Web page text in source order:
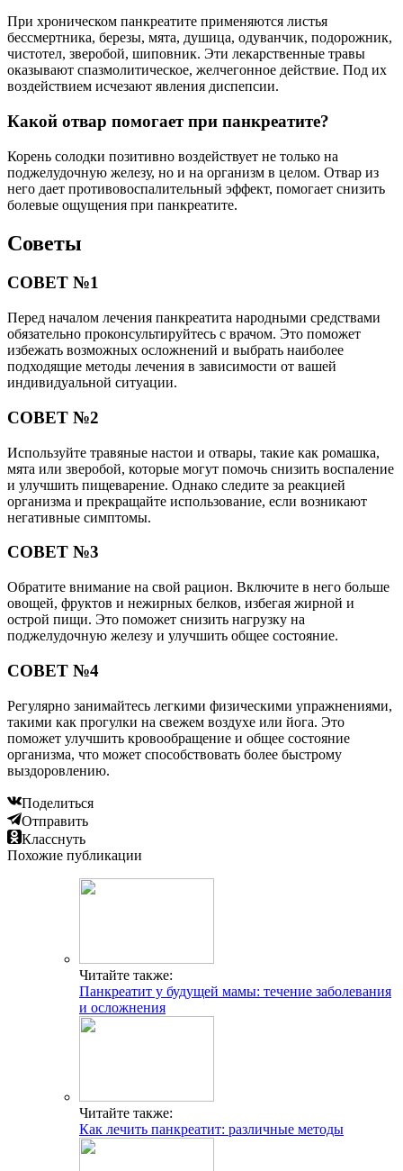
При хроническом панкреатите применяются листья
бессмертника, березы, мята, душица, одуванчик, подорожник,
чистотел, зверобой, шиповник. Эти лекарственные травы
оказывают спазмолитическое, желчегонное действие. Под их
воздействием исчезают явления диспепсии.
Какой отвар помогает при панкреатите?
Корень солодки позитивно воздействует не только на
поджелудочную железу, но и на организм в целом. Отвар из
него дает противовоспалительный эффект, помогает снизить
болевые ощущения при панкреатите.
Советы
СОВЕТ №1
Перед началом лечения панкреатита народными средствами
обязательно проконсультируйтесь с врачом. Это поможет
избежать возможных осложнений и выбрать наиболее
подходящие методы лечения в зависимости от вашей
индивидуальной ситуации.
СОВЕТ №2
Используйте травяные настои и отвары, такие как ромашка,
мята или зверобой, которые могут помочь снизить воспаление
и улучшить пищеварение. Однако следите за реакцией
организма и прекращайте использование, если возникают
негативные симптомы.
СОВЕТ №3
Обратите внимание на свой рацион. Включите в него больше
овощей, фруктов и нежирных белков, избегая жирной и
острой пищи. Это поможет снизить нагрузку на
поджелудочную железу и улучшить общее состояние.
СОВЕТ №4
Регулярно занимайтесь легкими физическими упражнениями,
такими как прогулки на свежем воздухе или йога. Это
поможет улучшить кровообращение и общее состояние
организма, что может способствовать более быстрому
выздоровлению.
Поделиться
Отправить
Класснуть
Похожие публикации
Читайте также:
Панкреатит у будущей мамы: течение заболевания
и осложнения
Читайте также:
Как лечить панкреатит: различные методы